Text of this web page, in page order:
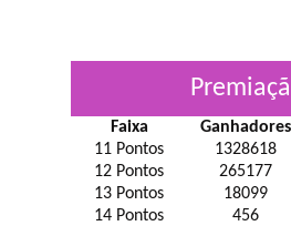
Faixa Ganhadores
11 Pontos
1328618
12 Pontos
265177
13 Pontos
18099
14 Pontos
456